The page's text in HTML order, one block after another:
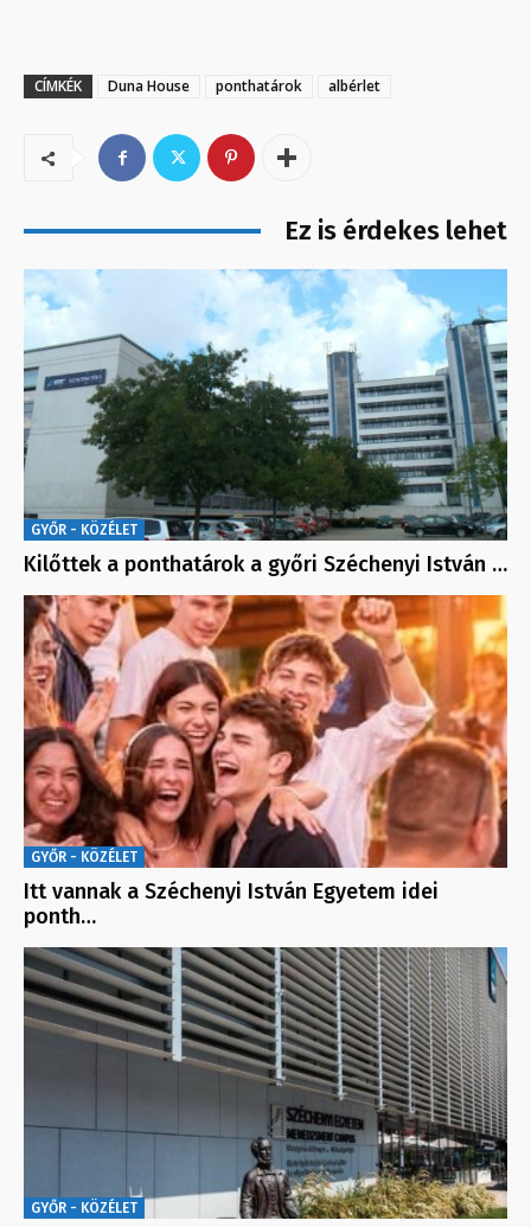
CÍMKÉK Duna House ponthatárok albérlet
Ez is érdekes lehet
GYŐR - KÖZÉLET
Kilőttek a ponthatárok a győri Széchenyi István …
GYŐR - KÖZÉLET
Itt vannak a Széchenyi István Egyetem idei
ponth…
GYŐR - KÖZÉLET